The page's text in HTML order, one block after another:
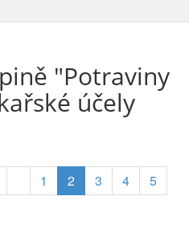
"Potraviny
účely
1 2 3 4
5